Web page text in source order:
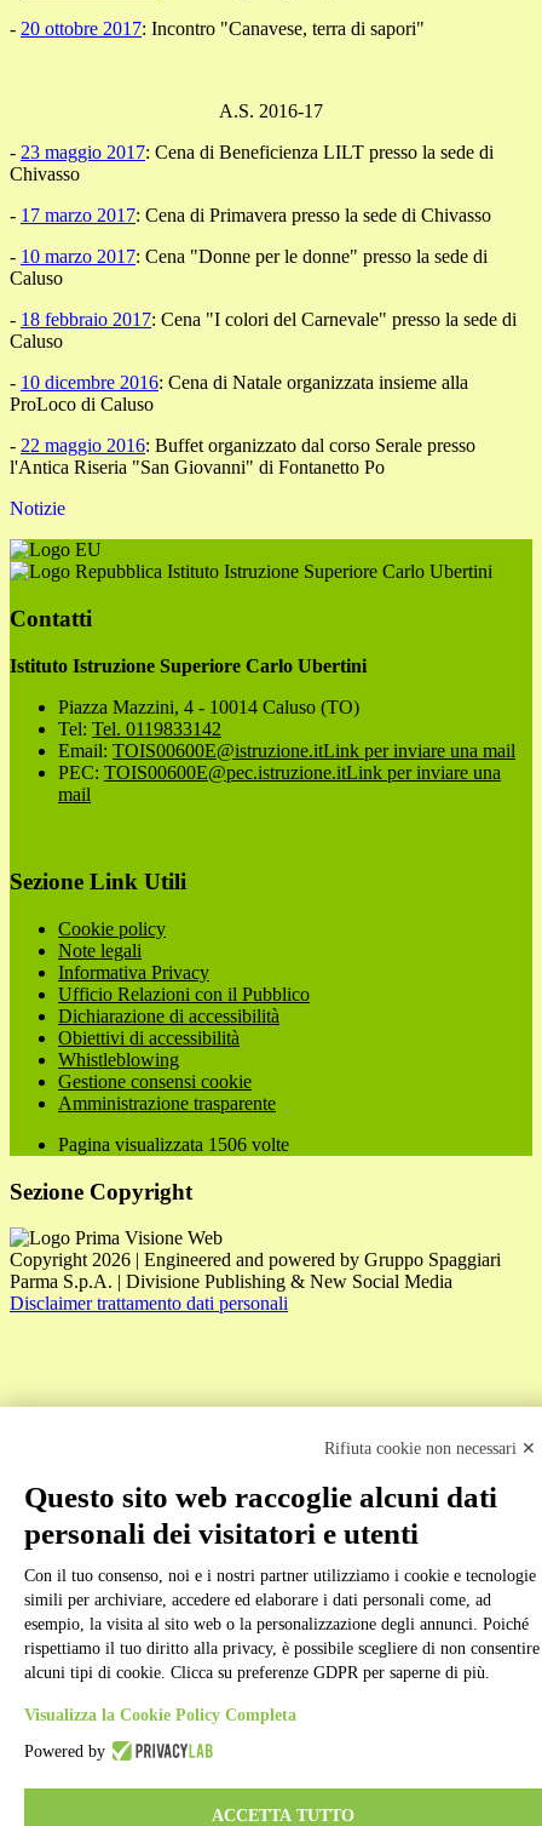
- 20 ottobre 2017: Incontro "Canavese, terra di sapori"
A.S. 2016-17
- 23 maggio 2017: Cena di Beneficienza LILT presso la sede di
Chivasso
- 17 marzo 2017: Cena di Primavera presso la sede di Chivasso
- 10 marzo 2017: Cena "Donne per le donne" presso la sede di
Caluso
- 18 febbraio 2017: Cena "I colori del Carnevale" presso la sede di
Caluso
- 10 dicembre 2016: Cena di Natale organizzata insieme alla
ProLoco di Caluso
- 22 maggio 2016: Buffet organizzato dal corso Serale presso
l'Antica Riseria "San Giovanni" di Fontanetto Po
Notizie
Istituto Istruzione Superiore Carlo Ubertini
Contatti
Istituto Istruzione Superiore Carlo Ubertini
Piazza Mazzini, 4 - 10014 Caluso (TO)
Tel: Tel. 0119833142
Email: TOIS00600E@istruzione.itLink per inviare una mail
PEC: TOIS00600E@pec.istruzione.itLink per inviare una
mail
Sezione Link Utili
Cookie policy
Note legali
Informativa Privacy
Ufficio Relazioni con il Pubblico
Dichiarazione di accessibilità
Obiettivi di accessibilità
Whistleblowing
Gestione consensi cookie
Amministrazione trasparente
Pagina visualizzata 1506 volte
Sezione Copyright
Copyright 2026 | Engineered and powered by Gruppo Spaggiari
Parma S.p.A. | Divisione Publishing & New Social Media
Disclaimer trattamento dati personali
Back to top
Rifiuta cookie non necessari ✕
Questo sito web raccoglie alcuni dati
personali dei visitatori e utenti
Con il tuo consenso, noi e i nostri partner utilizziamo i cookie e tecnologie
simili per archiviare, accedere ed elaborare i dati personali come, ad
esempio, la visita al sito web o la personalizzazione degli annunci. Poiché
rispettiamo il tuo diritto alla privacy, è possibile scegliere di non consentire
alcuni tipi di cookie. Clicca su preferenze GDPR per saperne di più.
Visualizza la Cookie Policy Completa
Powered by
ACCETTA TUTTO